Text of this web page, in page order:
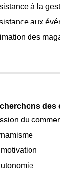
à la
aux
des
des
du